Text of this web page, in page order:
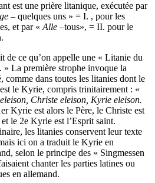
est une prière litanique, exécutée par
– quelques uns » = I. , pour les
et par «Alle –tous», = II. pour le
de ce qu’on appelle une « Litanie du
» La première strophe invoque la
comme dans toutes les litanies dont le
le Kyrie, compris trinitairement : «
Christe eleison, Kyrie eleison.
Kyrie est alors le Père, le Christe est
le 2e Kyrie est l’Esprit saint.
les litanies conservent leur texte
ici on a traduit le Kyrie en
selon le principe des « Singmessen
chanter les parties latines ou
en allemand.